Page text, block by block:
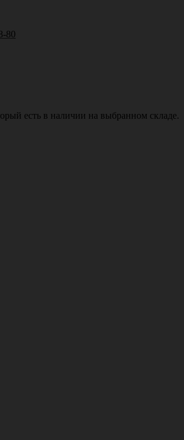
80
есть в наличии на выбранном складе.